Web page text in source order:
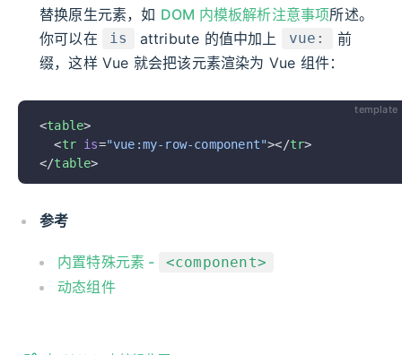
替换原生元素，如 DOM 内模板解析注意事项所述。
你可以在
is attribute 的值中加上 vue:
前
缀，这样 Vue 就会把该元素渲染为 Vue 组件：
template
<table>
  <
tr is="vue:my-row-component"></tr>
</table>
参考
内置特殊元素 - <component>
动态组件